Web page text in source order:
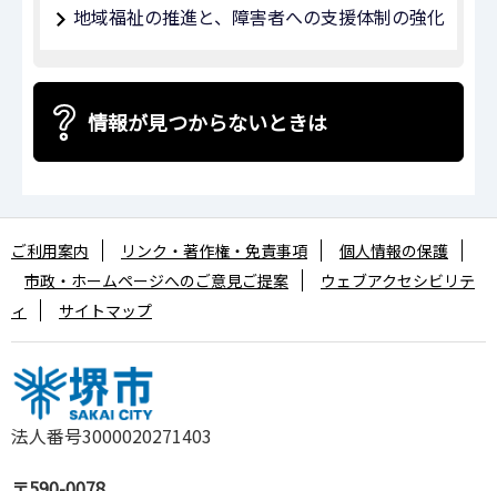
地域福祉の推進と、障害者への支援体制の強化
情報が見つからないときは
法人番号3000020271403
ご利用案内 リンク・著作権・免責事項
個人情報の保護
市政・ホームページへのご意見ご提案
ウェブアクセシビリテ
ィ
サイトマップ